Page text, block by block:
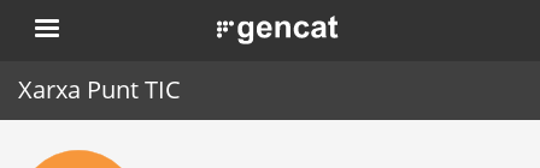
Vés
al
. Obre en una nova finestra.
Xarxa Punt TIC
Inici